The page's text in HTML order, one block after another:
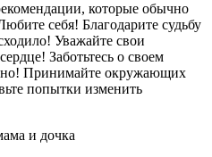
которые обычно
себя! Благодарите судьбу
Уважайте свои
Заботьтесь о своем
Принимайте окружающих
попытки изменить